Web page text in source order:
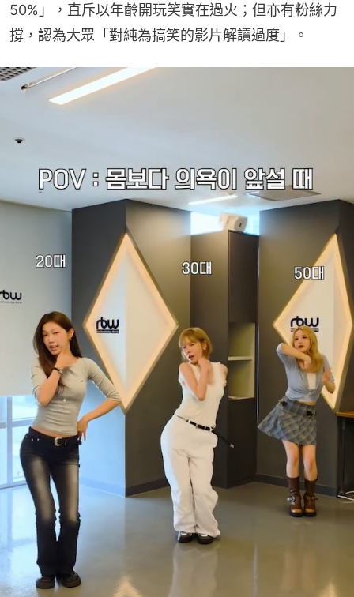
50%」，直斥以年齡開玩笑實在過火；但亦有粉絲力
撐，認為大眾「對純為搞笑的影片解讀過度」。